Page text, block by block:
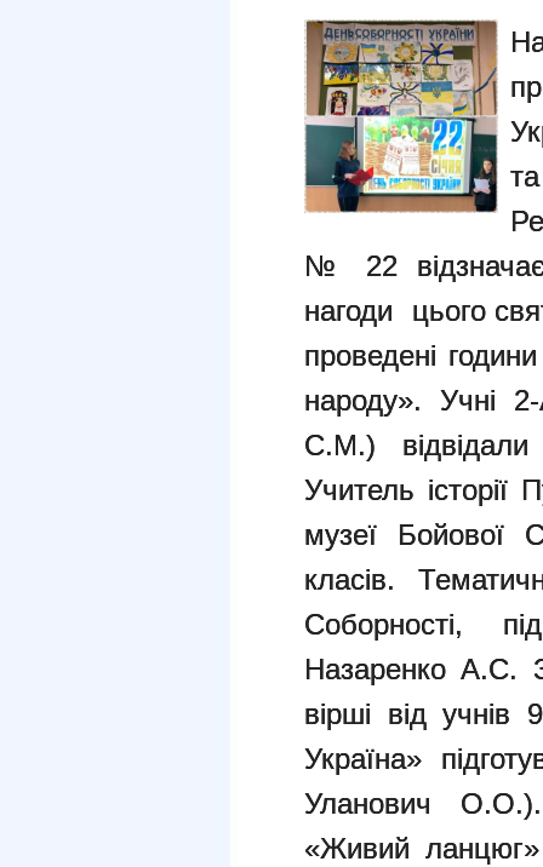
№ 22
нагоди цього
проведені
народу». Учні
С.М.) відвідали
Учитель
музеї Бойової
класів.
Соборності,
Назаренко А.С.
вірші від
Україна»
Уланович
«Живий ланцюг»